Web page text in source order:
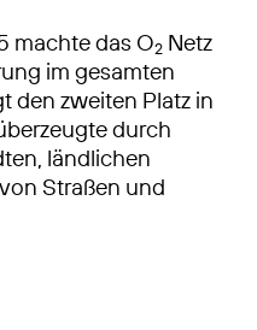
machte das O2 Netz
im gesamten
den zweiten Platz in
durch
ländlichen
Straßen und